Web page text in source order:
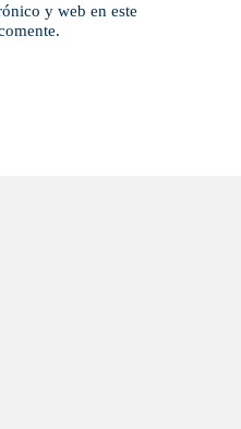
y web en este